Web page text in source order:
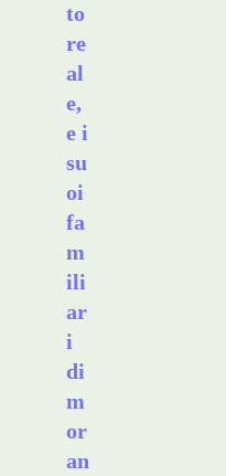
to
re
al
e,
e i
su
oi
fa
m
ili
ar
i
di
m
or
an